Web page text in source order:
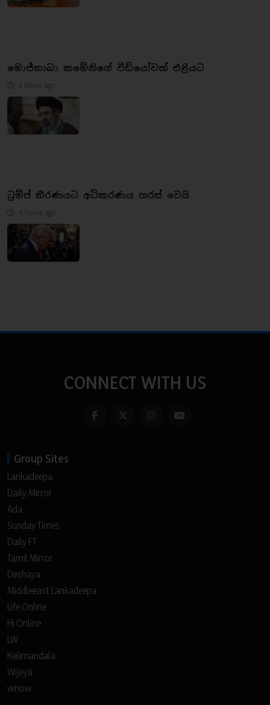
මොජ්තාබා කමේනිගේ වීඩියෝවක් එළියට
3 hours ago
ට්‍රම්ප් තීරණයට අධිකරණය හරස් වෙයි
4 hours ago
CONNECT WITH US
Group Sites
Lankadeepa
Daily Mirror
Ada
Sunday Times
Daily FT
Tamil Mirror
Deshaya
Middleeast Lankadeepa
Life Online
Hi Online
LW
Kelimandala
Wijeya
wnow